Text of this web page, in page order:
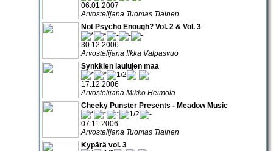
06.01.2007
Arvostelijana Tuomas Tiainen
Not Psycho Enough? Vol. 2 & Vol. 3
30.12.2006
Arvostelijana Ilkka Valpasvuo
Synkkien laulujen maa
17.12.2006
Arvostelijana Mikko Heimola
Cheeky Punster Presents - Meadow Music
07.11.2006
Arvostelijana Tuomas Tiainen
Kypärä vol. 3